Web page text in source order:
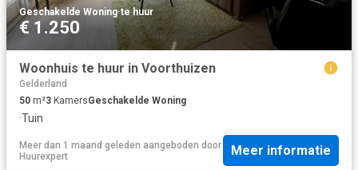
Geschakelde Woning·te huur
€ 1.250
Woonhuis te huur in Voorthuizen
Gelderland
50 m²3 KamersGeschakelde Woning
·Tuin
Meer dan 1 maand geleden aangeboden door
Huurexpert
Meer informatie